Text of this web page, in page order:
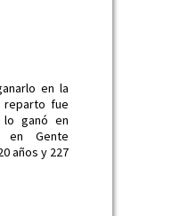
en la
fue
lo ganó en
en Gente
años y 227